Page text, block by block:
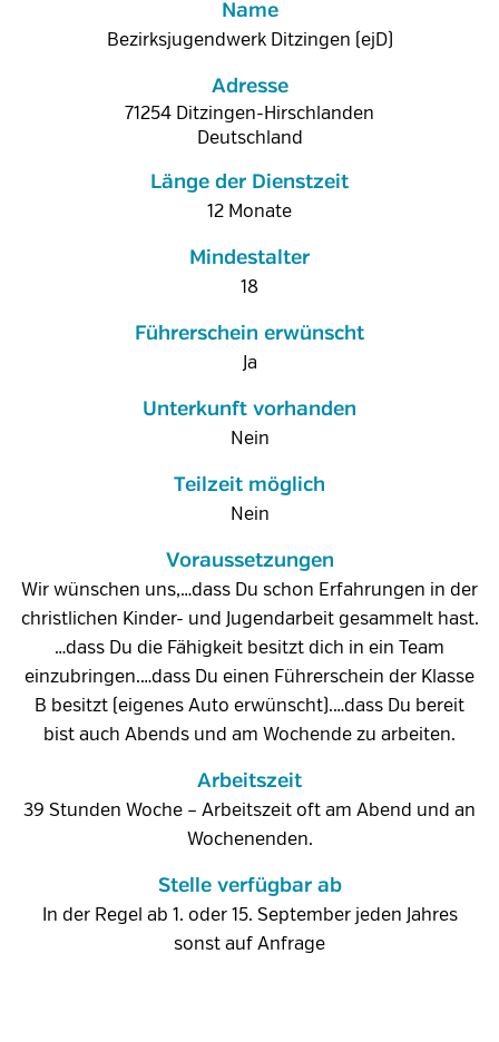
Name
Bezirksjugendwerk Ditzingen (ejD)
Adresse
71254 Ditzingen-Hirschlanden
Deutschland
Länge der Dienstzeit
12 Monate
Mindestalter
18
Führerschein erwünscht
Ja
Unterkunft vorhanden
Nein
Teilzeit möglich
Nein
Voraussetzungen
Wir wünschen uns,…dass Du schon Erfahrungen in der
christlichen Kinder- und Jugendarbeit gesammelt hast.
…dass Du die Fähigkeit besitzt dich in ein Team
einzubringen.…dass Du einen Führerschein der Klasse
B besitzt (eigenes Auto erwünscht).…dass Du bereit
bist auch Abends und am Wochende zu arbeiten.
Arbeitszeit
39 Stunden Woche – Arbeitszeit oft am Abend und an
Wochenenden.
Stelle verfügbar ab
In der Regel ab 1. oder 15. September jeden Jahres
sonst auf Anfrage